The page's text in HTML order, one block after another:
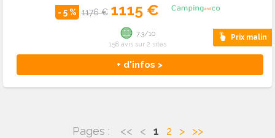
- 5 % 1176 € 1115 €
Prix malin
+ d'infos >
7.3/10
158 avis sur 2 sites
Pages : << < 1 2 > >>